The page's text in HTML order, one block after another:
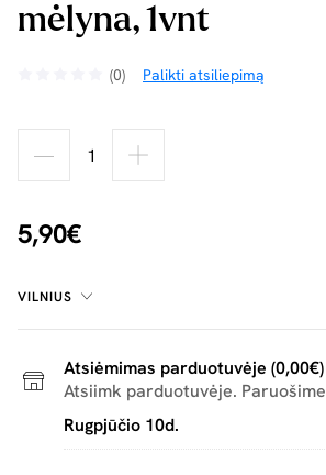
mėlyna, 1vnt
(0) Palikti atsiliepimą
5,90€
VILNIUS
Atsiėmimas parduotuvėje (0,00€)
Atsiimk parduotuvėje. Paruošime
Rugpjūčio 10d.